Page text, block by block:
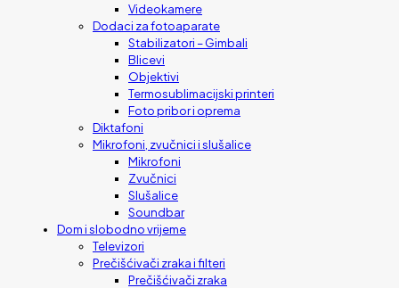
Videokamere
Dodaci za fotoaparate
Stabilizatori – Gimbali
Blicevi
Objektivi
Termosublimacijski printeri
Foto pribor i oprema
Diktafoni
Mikrofoni, zvučnici i slušalice
Mikrofoni
Zvučnici
Slušalice
Soundbar
Dom i slobodno vrijeme
Televizori
Prečišćivači zraka i filteri
Prečišćivači zraka